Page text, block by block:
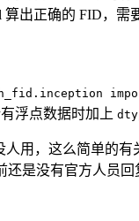
出正确的 FID，需
浮点数据时加上
用，这么简单的
还是没有官方人员